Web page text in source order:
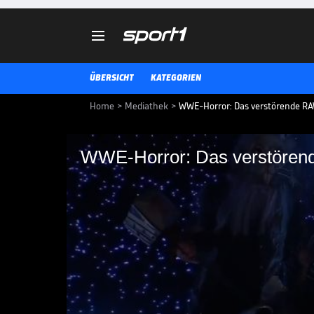

ÜBERSICHT KATEGORIEN
Home > Mediathek > WWE-Horror: Das verstörende
WWE-Horror: Das
WWE-Horror: Das
Video
"Uncle Howdy" ist zurück - und
Bray Wyatt. Am Ende von
unheimliche Gruppierung